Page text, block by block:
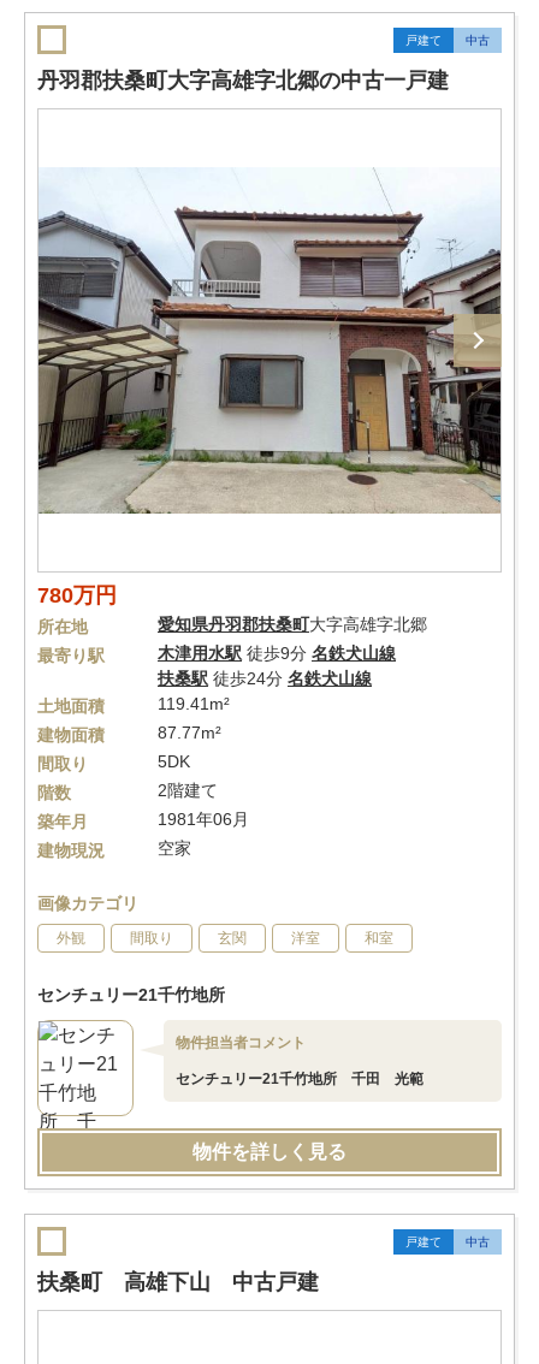
戸建て 中古
丹羽郡扶桑町大字高雄字北郷の中古一戸建
780万円
所在地 愛知県丹羽郡扶桑町大字高雄字北郷
最寄り駅
木津用水駅 徒歩9分 名鉄犬山線
扶桑駅 徒歩24分 名鉄犬山線
土地面積
119.41m²
建物面積
87.77m²
間取り
5DK
階数
2階建て
築年月
1981年06月
建物現況
空家
画像カテゴリ
外観 間取り 玄関 洋室 和室
センチュリー21千竹地所
物件担当者コメント
センチュリー21千竹地所 千田 光範
物件を詳しく見る
戸建て 中古
扶桑町 高雄下山 中古戸建